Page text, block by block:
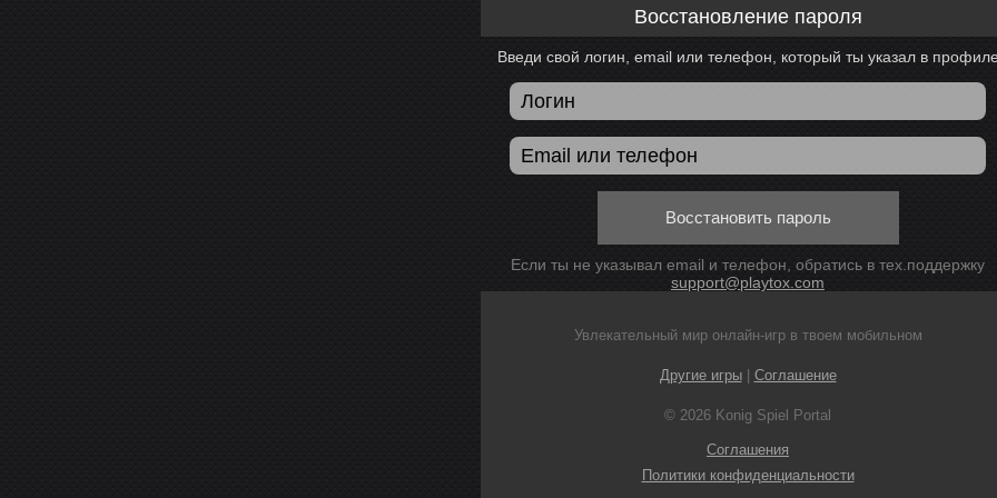
Восстановление пароля
Введи свой логин, email или телефон, который ты указал в
Восстановить пароль
Если ты не указывал email и телефон, обратись в тех.поддержку
support@playtox.com
Увлекательный мир онлайн-игр в твоем мобильном
Другие игры| Соглашение
© 2026 Konig Spiel Portal
Соглашения
Политики конфиденциальности